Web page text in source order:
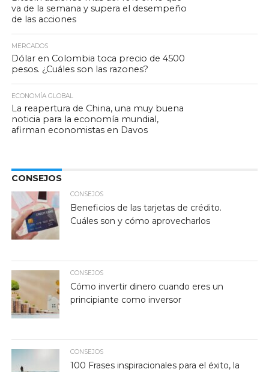
va de la semana y supera el desempeño
de las acciones
MERCADOS
Dólar en Colombia toca precio de 4500
pesos. ¿Cuáles son las razones?
ECONOMÍA GLOBAL
La reapertura de China, una muy buena
noticia para la economía mundial,
afirman economistas en Davos
CONSEJOS
CONSEJOS
Beneficios de las tarjetas de crédito.
Cuáles son y cómo aprovecharlos
CONSEJOS
Cómo invertir dinero cuando eres un
principiante como inversor
CONSEJOS
100 Frases inspiracionales para el éxito, la